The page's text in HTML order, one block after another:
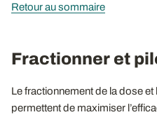
Retour au sommaire
Fractionner et
Le fractionnement de la dose
permettent de maximiser